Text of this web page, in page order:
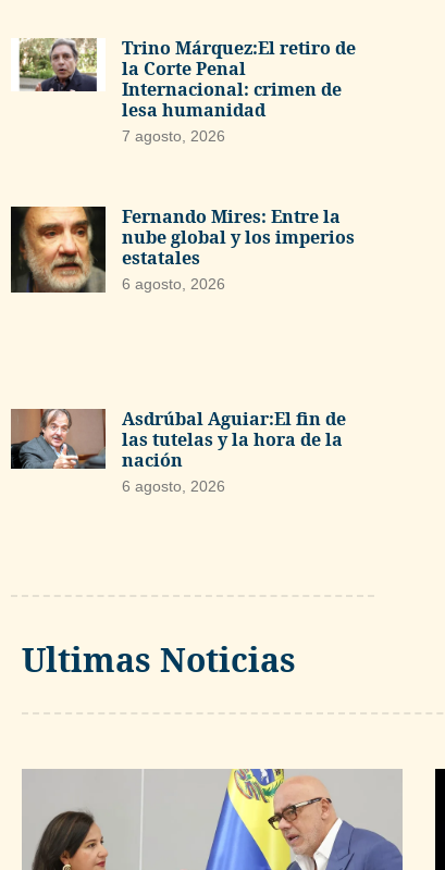
Trino Márquez:El retiro de
la Corte Penal
Internacional: crimen de
lesa humanidad
7 agosto, 2026
Fernando Mires: Entre la
nube global y los imperios
estatales
6 agosto, 2026
Asdrúbal Aguiar:El fin de
las tutelas y la hora de la
nación
6 agosto, 2026
Ultimas Noticias